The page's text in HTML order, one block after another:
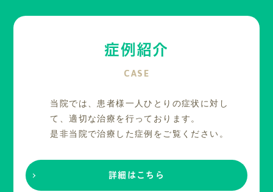
症例紹介
CASE
当院では、患者様一人ひとりの症状に対し
て、適切な治療を行っております。
是非当院で治療した症例をご覧ください。
詳細はこちら